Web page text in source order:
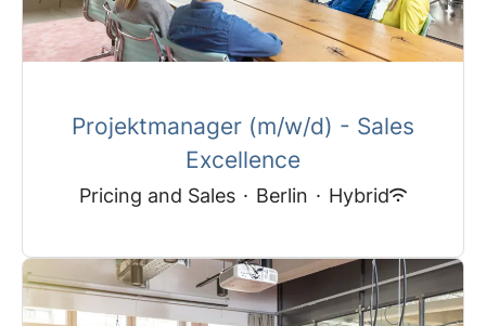
Projektmanager (m/w/d) - Sales
Excellence
Pricing and Sales · Berlin · Hybrid